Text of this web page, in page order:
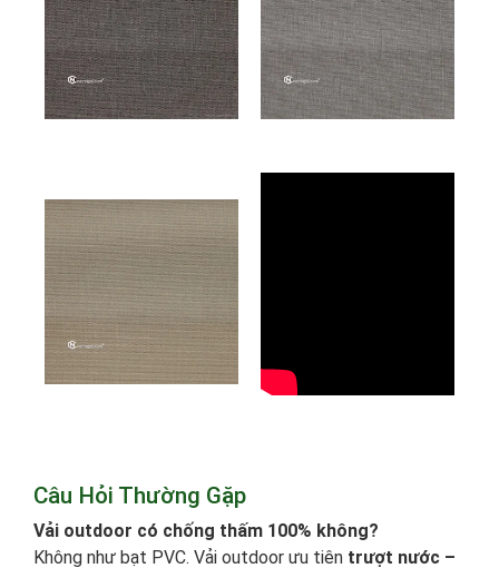
Câu Hỏi Thường Gặp
Vải outdoor có chống thấm 100% không?
Không như bạt PVC. Vải outdoor ưu tiên trượt nước –